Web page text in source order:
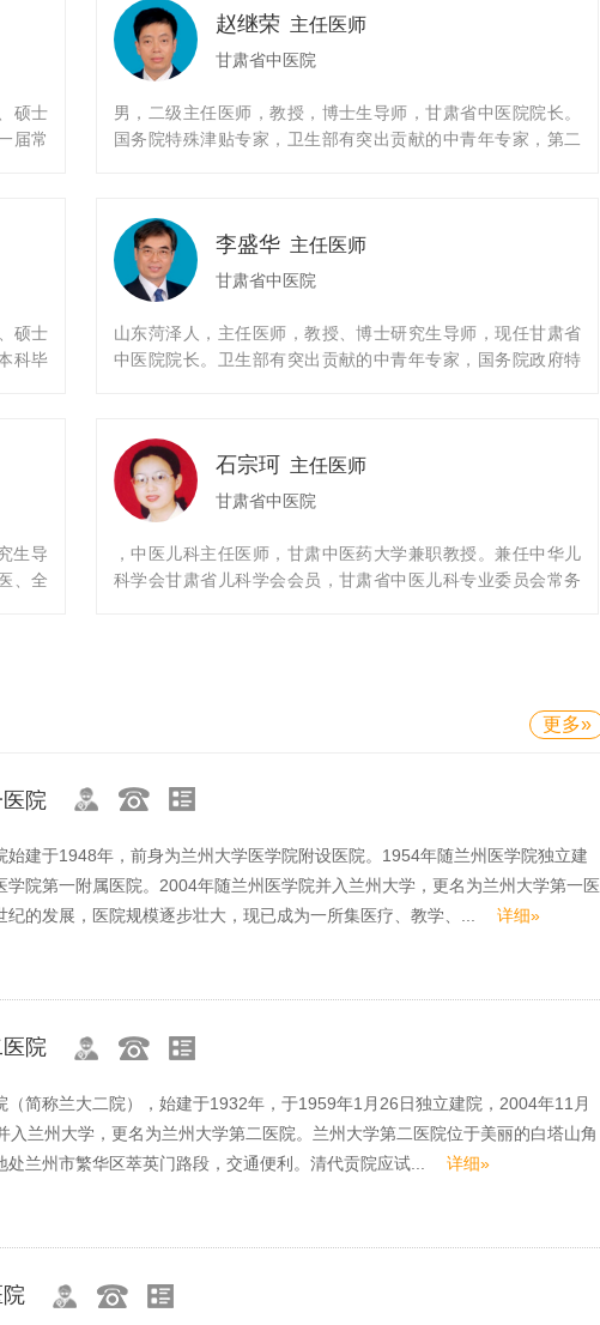
硕士
届常
赵继荣 主任医师
甘肃省中医院
男，二级主任医师，教授，博士生导师，甘肃省中医院院长。
国务院特殊津贴专家，卫生部有突出贡献的中青年专家，第二
秀青年，甘肃省群众喜爱的中青年名中医，国家级重点专
（学）科负责人，甘肃省第五、第六批师承指导老师，中华中
医药学会骨伤科委员会副主委，甘肃省中医药学会副会长，首
届甘肃省老年医学会副会长，甘肃省伦理学会副会长，甘肃省
老年医学会脊柱疾患专业委员会主任委员。
硕士
科毕
院关
甘肃
长、
聘教
副主
李盛华 主任医师
甘肃省中医院
山东菏泽人，主任医师，教授、博士研究生导师，现任甘肃省
中医院院长。卫生部有突出贡献的中青年专家，国务院政府特
审专家，甘肃省优秀专家。兼任中国中西医结合学会骨科微创
专业委员会主任委员、中华中医药学会骨伤分会副主任委员、
中国中医药研究促进会中医学术流派分会常务委员、中国医院
协会中医医院分会常务委员、甘肃省中医药学会骨伤专业委员
会主任委员、甘肃省中西医结合学会骨科微创专业委员会主任
委员、甘肃省中医药学会副会长、甘肃省中西医结合学会副会
生导
、全
科研
肾脏
石宗珂 主任医师
甘肃省中医院
，中医儿科主任医师，甘肃中医药大学兼职教授。兼任中华儿
科学会甘肃省儿科学会会员，甘肃省中医儿科专业委员会常务
更多»
院
始建于1948年，前身为兰州大学医学院附设医院。1954年随兰州医学院独立建
学院第一附属医院。2004年随兰州医学院并入兰州大学，更名为兰州大学第一医
纪的发展，医院规模逐步壮大，现已成为一所集医疗、教学、... 详细»
院
（简称兰大二院），始建于1932年，于1959年1月26日独立建院，2004年11月
入兰州大学，更名为兰州大学第二医院。兰州大学第二医院位于美丽的白塔山角
处兰州市繁华区萃英门路段，交通便利。清代贡院应试... 详细»